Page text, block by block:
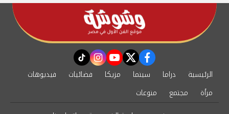
facebook
twitter
youtube
instagram
tiktok
الرئيسية دراما سينما مزيكا فضائيات
فيديوهات
مرأة
مجتمع
منوعات